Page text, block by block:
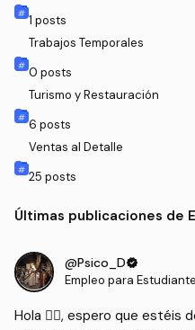
1 posts
Trabajos Temporales
0 posts
Turismo y Restauración
6 posts
Ventas al Detalle
25 posts
Últimas publicaciones de
@Psico_Dverified
Empleo para
Hola 🙋‍♂️, espero que estéis